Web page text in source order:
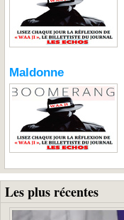
Maldonne
Les plus récentes